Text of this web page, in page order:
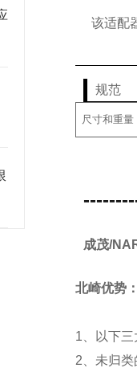
该适配
规范
尺寸和重量
成茂/
北崎优势
1、以下
2、未归